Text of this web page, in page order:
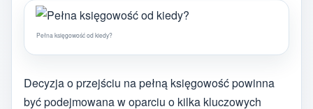
Pełna księgowość od kiedy?
Decyzja o przejściu na pełną księgowość powinna
być podejmowana w oparciu o kilka kluczowych